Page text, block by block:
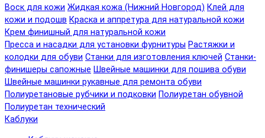
Воск для кожи Жидкая кожа (Нижний Новгород) Клей для
кожи и подошв Краска и аппретура для натуральной кожи
Крем финишный для натуральной кожи
Пресса и насадки для установки фурнитуры Растяжки и
колодки для обуви Станки для изготовления ключей Станки-
финишеры сапожные Швейные машинки для пошива обуви
Швейные машинки рукавные для ремонта обуви
Полиуретановые рубчики и подковки Полиуретан обувной
Полиуретан технический
Каблуки